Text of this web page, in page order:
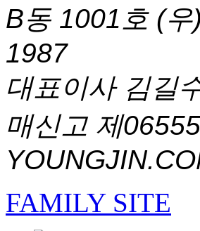
B동 1001호 (
1987
대표이사 김길
매신고 제
FAMILY SITE